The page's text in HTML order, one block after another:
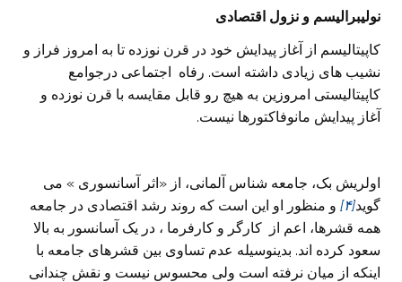
نولیبرالیسم و نزول اقتصادی
کاپیتالیسم از آغاز پیدایش خود در قرن نوزده تا به امروز فراز و
نشیب های زیادی داشته است. رفاه اجتماعی درجوامع
کاپیتالیستی امروزین به هیچ رو قابل مقایسه با قرن نوزده و
آغاز پیدایش مانوفاکتورها نیست.
اولریش بک، جامعه شناس آلمانی، از «اثر آسانسوری » می
گوید[۴]
و منظور او این است که روند رشد اقتصادی در جامعه
همه قشرها، اعم از کارگر و کارفرما ، در یک آسانسور به بالا
سعود کرده اند. بدینوسیله عدم تساوی بین قشرهای جامعه با
اینکه از میان نرفته است ولی محسوس نیست و نقش چندانی